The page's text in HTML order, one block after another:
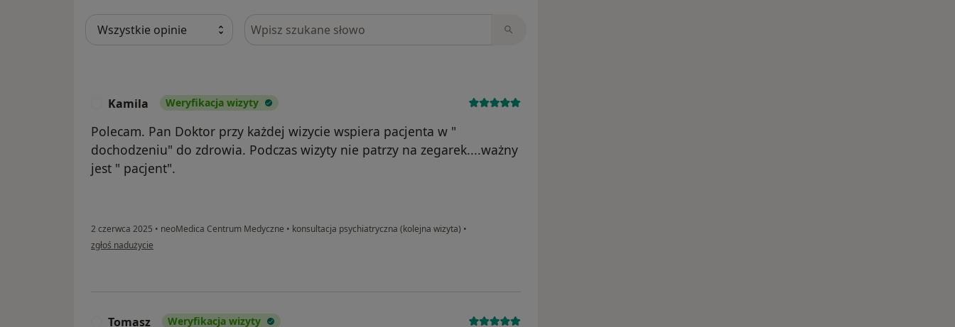
Szukaj w opiniach
Kamila Weryfikacja wizyty
Polecam. Pan Doktor przy każdej wizycie wspiera pacjenta w "
dochodzeniu" do zdrowia. Podczas wizyty nie patrzy na zegarek....ważny
jest " pacjent".
2 czerwca 2025 • neoMedica Centrum Medyczne • konsultacja psychiatryczna (kolejna wizyta) •
w opinii użytkownika Kamila
zgłoś nadużycie
Tomasz Weryfikacja wizyty